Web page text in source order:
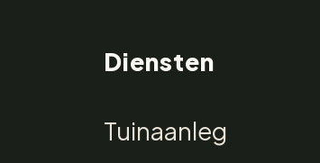
Diensten
Tuinaanleg